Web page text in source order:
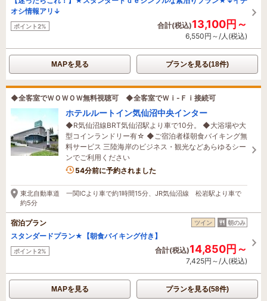
オシ情報アリ↓
ポイント2% 合計(税込)13,100円～
6,550円～/人(税込)
MAPを見る プランを見る(18件)
◆全客室でＷＯＷＯＷ無料視聴可 ◆全客室でＷｉ-Ｆｉ接続可
ホテルルートイン気仙沼中央インター
◆R気仙沼線BRT気仙沼駅より車で10分。 ◆大浴場や大
型コインランドリー有☆ ◆ご宿泊者様朝食バイキング無
料サービス 三陸海岸のビジネス・観光などあらゆるシー
ンでご利用ください
54分前に予約されました
東北自動車道 一関ICより車で約1時間15分、JR気仙沼線 松岩駅より車で
約5分
宿泊プラン ツイン 朝のみ
スタンダードプラン★【朝食バイキング付き】
ポイント2% 合計(税込)14,850円～
7,425円～/人(税込)
MAPを見る プランを見る(58件)